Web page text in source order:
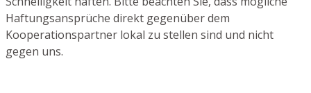
Haftungsansprüche direkt gegenüber dem
Kooperationspartner lokal zu stellen sind und nicht
gegen uns.